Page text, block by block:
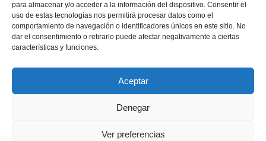
para almacenar y/o acceder a la información del dispositivo. Consentir el
uso de estas tecnologías nos permitirá procesar datos como el
comportamiento de navegación o identificadores únicos en este sitio. No
dar el consentimiento o retirarlo puede afectar negativamente a ciertas
características y funciones.
Aceptar
Denegar
Ver preferencias
He leído y acepto la
Solicite un presupuesto
Solicite un presupuesto